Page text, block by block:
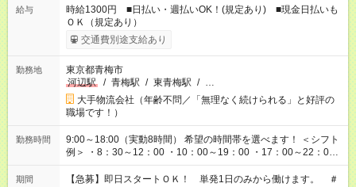
給与
時給1300円 ■日払い・週払いOK！(規定あり) ■現金日払いも
ＯＫ（規定あり）
交通費別途支給あり
勤務地
東京都青梅市
河辺駅
/ 青梅駅 / 東青梅駅 / …
大手物流会社（年齢不問／「無理なく続けられる」と好評の
職場です！）
勤務時間
9:00～18:00（実動8時間） 希望の時間帯を選べます！ ＜シフト
例＞ ・8：30～12：00 ・10：00～19：00 ・17：00～22：00
・13：00～22：00 ・22：00～翌6：00 など
期間
【急募】即日スタートＯＫ！ 単発1日のみから働けます。 ＃